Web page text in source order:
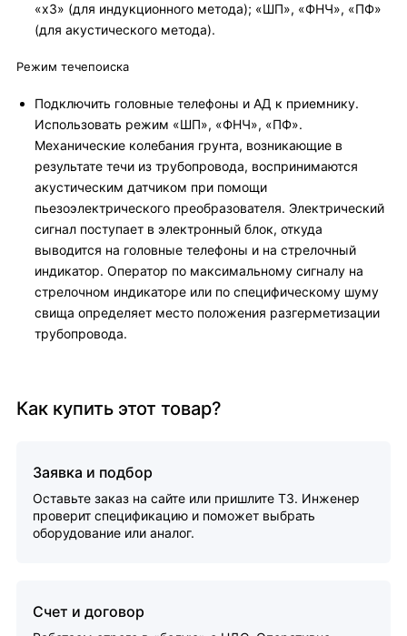
«х3» (для индукционного метода); «ШП», «ФНЧ», «ПФ»
(для акустического метода).
Режим течепоиска
Подключить головные телефоны и АД к приемнику.
Использовать режим «ШП», «ФНЧ», «ПФ».
Механические колебания грунта, возникающие в
результате течи из трубопровода, воспринимаются
акустическим датчиком при помощи
пьезоэлектрического преобразователя. Электрический
сигнал поступает в электронный блок, откуда
выводится на головные телефоны и на стрелочный
индикатор. Оператор по максимальному сигналу на
стрелочном индикаторе или по специфическому шуму
свища определяет место положения разгерметизации
трубопровода.
Как купить этот товар?
Заявка и подбор
Оставьте заказ на сайте или пришлите ТЗ. Инженер
проверит спецификацию и поможет выбрать
оборудование или аналог.
Счет и договор